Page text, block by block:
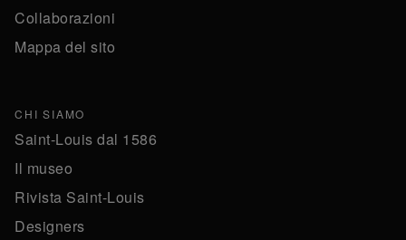
Collaborazioni
Mappa del sito
CHI SIAMO
Saint-Louis dal 1586
Il museo
Rivista Saint-Louis
Designers